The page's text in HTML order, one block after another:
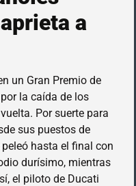
a
un Gran Premio de
la caída de los
Por suerte para
sus puestos de
hasta el final con
durísimo, mientras
el piloto de Ducati